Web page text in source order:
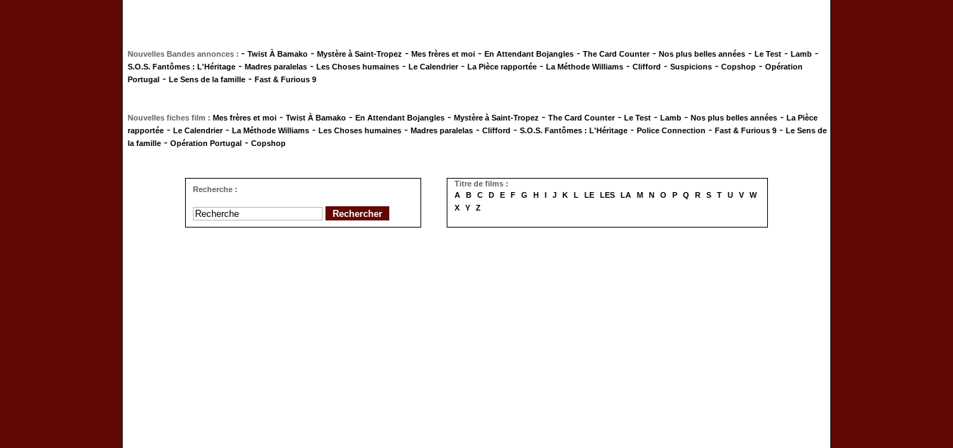
Nouvelles Bandes annonces : - Twist À Bamako - Mystère à Saint-Tropez - Mes frères et moi - En Attendant Bojangles - The Card Counter- Nos plus belles années - Le Test - Lamb -
S.O.S. Fantômes : L'Héritage - Madres paralelas - Les Choses humaines - Le Calendrier- La Pièce rapportée - La Méthode Williams - Clifford - Suspicions - Copshop - Opération
Portugal - Le Sens de la famille - Fast & Furious 9
Nouvelles fiches film : Mes frères et moi - Twist À Bamako - En Attendant Bojangles - Mystère à Saint-Tropez - The Card Counter- Le Test - Lamb - Nos plus belles années - La Pièce
rapportée - Le Calendrier- La Méthode Williams - Les Choses humaines - Madres paralelas - Clifford - S.O.S. Fantômes : L'Héritage - Police Connection - Fast & Furious 9 - Le Sens de
la famille - Opération Portugal - Copshop
Recherche :
Titre de films :
A
B C D E F G H I J K L LE LES LA M N O P Q R S T U V
W
X
Y Z